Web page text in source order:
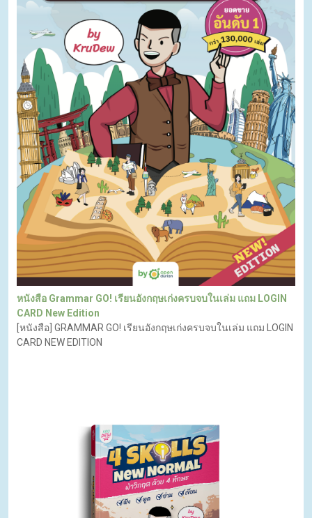
หนังสือ Grammar GO! เรียนอังกฤษเก่งครบจบในเล่ม แถม LOGIN
CARD New Edition
[หนังสือ] GRAMMAR GO! เรียนอังกฤษเก่งครบจบในเล่ม แถม LOGIN
CARD NEW EDITION